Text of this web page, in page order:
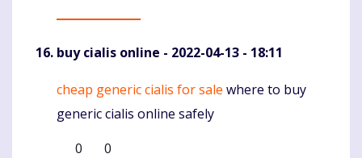
buy cialis online - 2022-04-13 - 18:11
Komentaras
cheap generic cialis for sale where to buy
generic cialis online safely
0
0